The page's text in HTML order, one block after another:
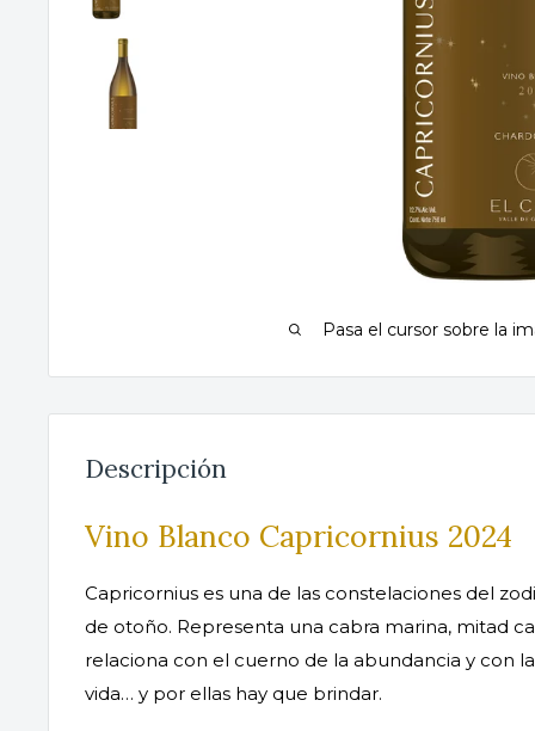
Pasa el cursor sobre la
Descripción
Vino Blanco Capricornius 2024
Capricornius es una de las constelaciones del
de otoño. Representa una cabra marina, mitad
relaciona con el cuerno de la abundancia y con
vida… y por ellas hay que brindar.